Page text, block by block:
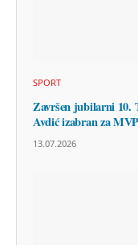
SPORT
Završen jubilarni 10.
Avdić izabran za
13.07.2026